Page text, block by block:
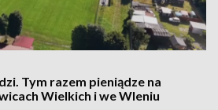
Tym razem pieniądze na
Wielkich i we Wleniu